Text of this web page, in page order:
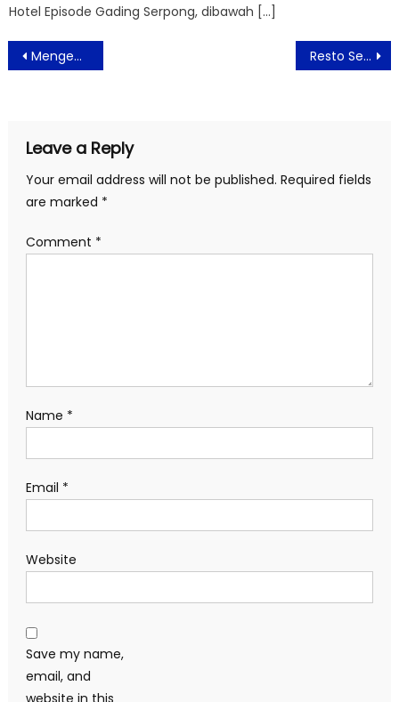
Hotel Episode Gading Serpong, dibawah […]
Post
navigation
Mengenal Lebih Dalam tentang Artificial Intelligence bersama Niagahoster Resto Seafood Center Sajikan Olahan Menu Seafood Hangat dan Fresh
Leave a Reply
Your email address will not be published. Required fields
are marked *
Comment *
Name *
Email *
Website
Save my name,
email, and